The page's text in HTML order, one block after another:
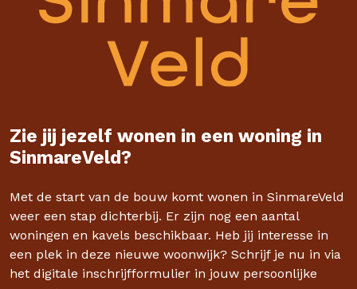
Zie jij jezelf wonen in een woning in
SinmareVeld?
Met de start van de bouw komt wonen in SinmareVeld
weer een stap dichterbij. Er zijn nog een aantal
woningen en kavels beschikbaar. Heb jij interesse in
een plek in deze nieuwe woonwijk? Schrijf je nu in via
het digitale inschrijfformulier in jouw persoonlijke